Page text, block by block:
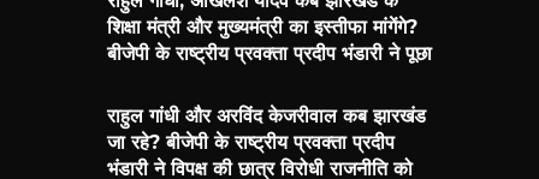
शिक्षा मंत्री और मुख्यमंत्री का इस्तीफा मांगेंगे?
बीजेपी के राष्ट्रीय प्रवक्ता प्रदीप भंडारी ने पूछा
राहुल गांधी और अरविंद केजरीवाल कब झारखंड
जा रहे? बीजेपी के राष्ट्रीय प्रवक्ता प्रदीप
भंडारी ने विपक्ष की छात्र विरोधी राजनीति को